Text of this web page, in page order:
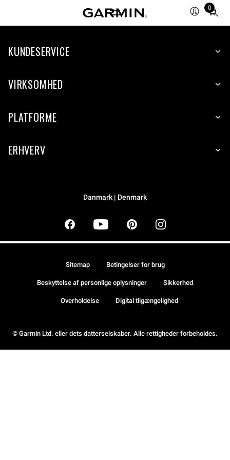
0
Total
items
cart:
KUNDESERVICE
VIRKSOMHED
PLATFORME
ERHVERV
Danmark | Denmark
© Garmin Ltd. eller dets datterselskaber. Alle rettigheder forbeholdes.
Sitemap Betingelser for brug
Beskyttelse af personlige oplysninger Sikkerhed
Overholdelse Digital tilgængelighed